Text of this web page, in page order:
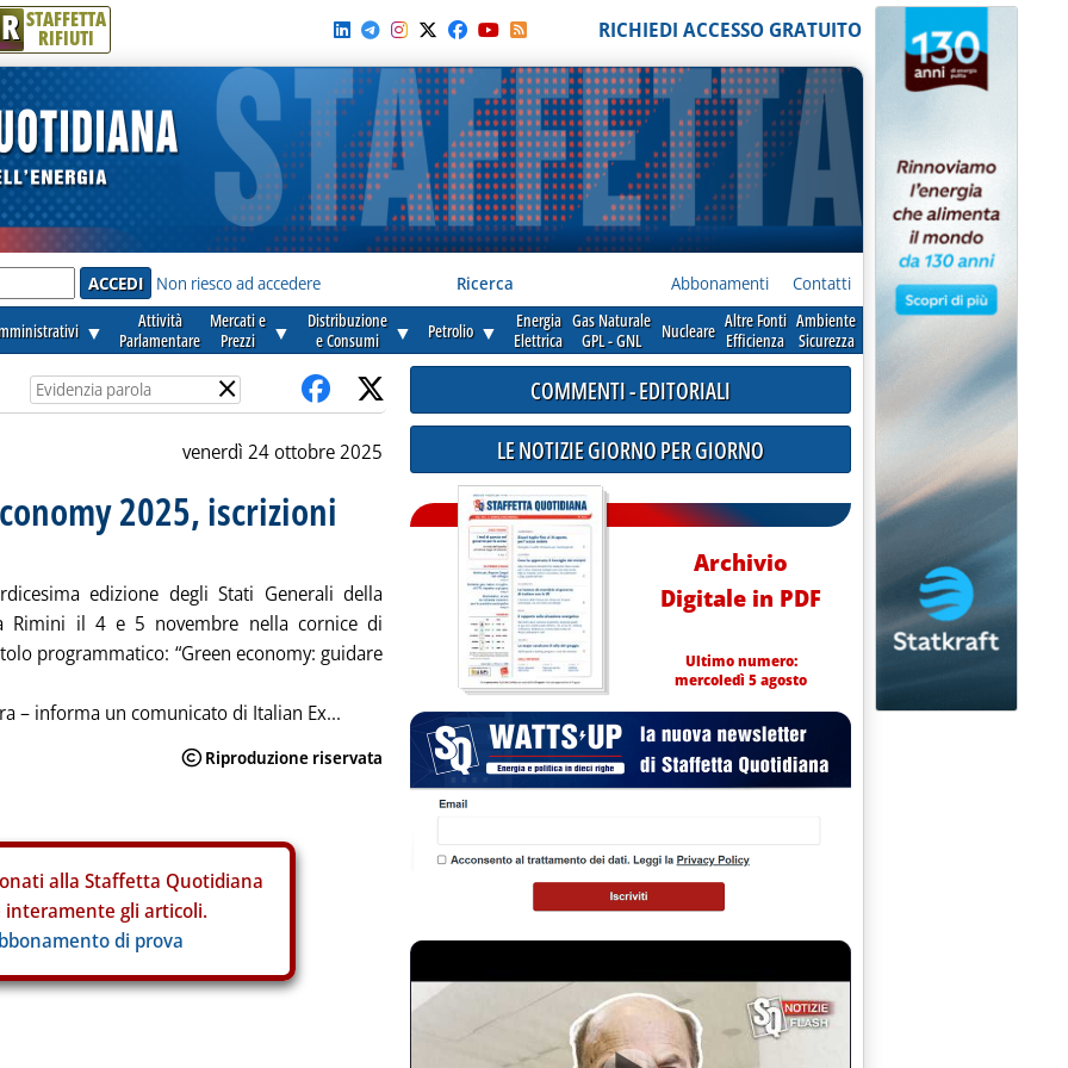
R STAFFETTA
RIFIUTI RICHIEDI ACCESSO GRATUITO
Non riesco ad accedere Ricerca Abbonamenti Contatti
▼
Attività
Parlamentare
Mercati e
Prezzi
▼
Distribuzione
e Consumi
▼ Petrolio ▼
Energia
Elettrica
Gas Naturale
GPL - GNL
Nucleare Altre Fonti
Efficienza
Ambiente
Sicurezza
×
venerdì 24 ottobre 2025
2025, iscrizioni
edizione degli Stati Generali della
Rimini il 4 e 5 novembre nella cornice di
programmatico: “Green economy: guidare
– informa un comunicato di Italian Ex...
alla Staffetta Quotidiana
interamente gli articoli.
di prova
COMMENTI - EDITORIALI
LE NOTIZIE GIORNO PER GIORNO
Archivio
Digitale in PDF
Ultimo numero:
mercoledì 5 agosto